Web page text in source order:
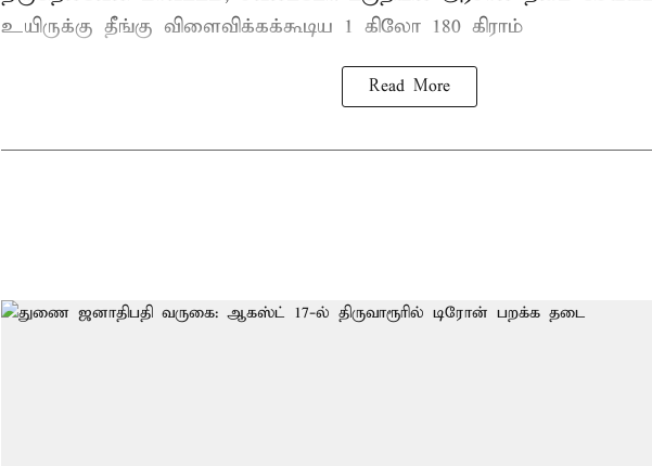
உயிருக்கு தீங்கு விளைவிக்கக்கூடிய 1 கிலோ 180 கிராம்
Read More